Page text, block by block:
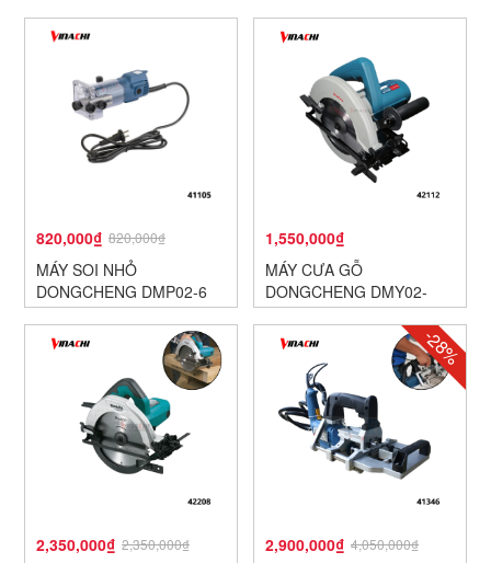
820,000₫ 820,000₫
MÁY SOI NHỎ
DONGCHENG DMP02-6
1,550,000₫
MÁY CƯA GỖ
DONGCHENG DMY02-
185SH
2,350,000₫ 2,350,000₫
-28%
2,900,000₫ 4,050,000₫